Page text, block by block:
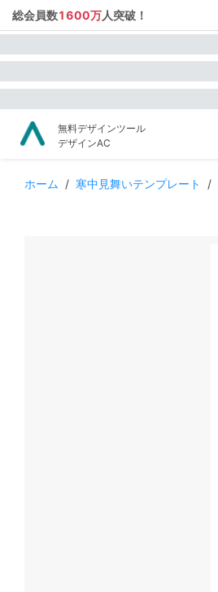
総会員数1600万人突破！
無料デザインツール
デザインAC
ホーム / 寒中見舞いテンプレート /